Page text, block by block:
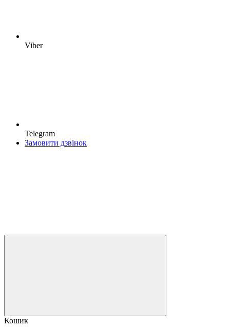
Viber
Telegram
Замовити дзвінок
Кошик